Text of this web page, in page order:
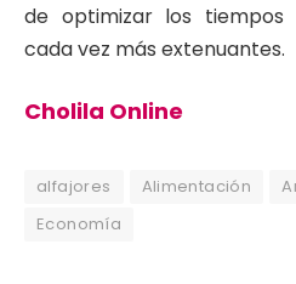
de optimizar los tiempos
cada vez más extenuantes.
Cholila Online
alfajores Alimentación
Economía